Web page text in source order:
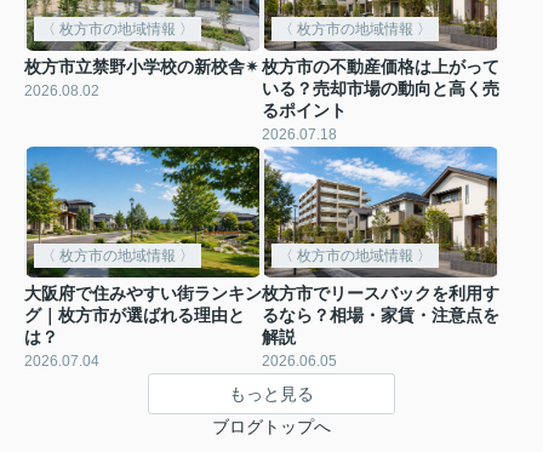
〈 枚方市の地域情報 〉
枚方市立禁野小学校の新校舎✴︎
2026.08.02
〈 枚方市の地域情報 〉
枚方市の不動産価格は上がって
いる？売却市場の動向と高く売
るポイント
2026.07.18
〈 枚方市の地域情報 〉
大阪府で住みやすい街ランキン
グ｜枚方市が選ばれる理由と
は？
2026.07.04
〈 枚方市の地域情報 〉
枚方市でリースバックを利用す
るなら？相場・家賃・注意点を
解説
2026.06.05
もっと見る
ブログトップへ